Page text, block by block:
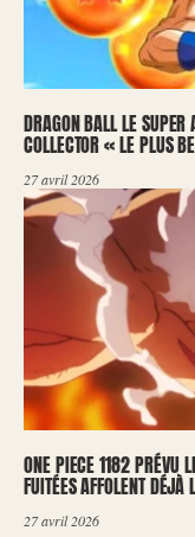
DRAGON BALL LE
COLLECTOR « LE PLUS
27 avril 2026
ONE PIECE 1182 PRÉVU
FUITÉES AFFOLENT DÉJÀ
27 avril 2026